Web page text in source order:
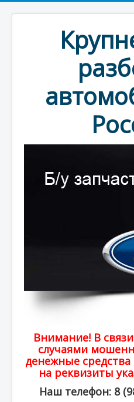
Внимание! В
случаями
денежные
на реквизиты
Наш телефон: 8